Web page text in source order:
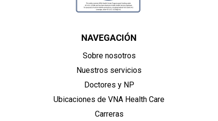
NAVEGACIÓN
Sobre nosotros
Nuestros servicios
Doctores y NP
Ubicaciones de VNA Health Care
Carreras